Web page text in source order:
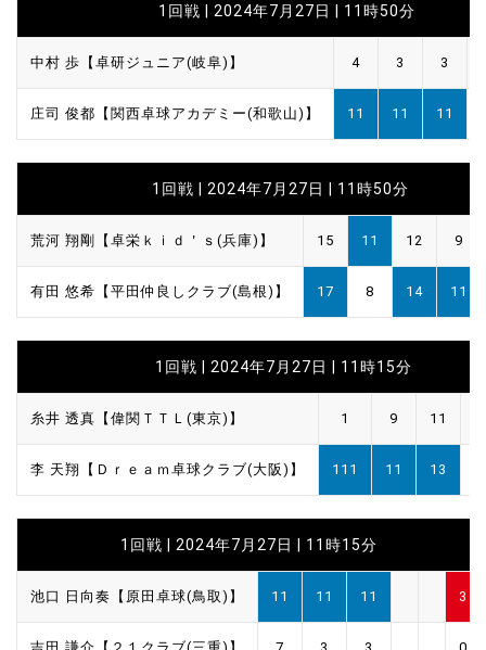
1回戦 | 2024年7月27日 | 11時50分
中村 歩【卓研ジュニア(岐阜)】 4 3 3
庄司 俊都【関西卓球アカデミー(和歌山)】 11 11 11
1回戦 | 2024年7月27日 | 11時50分
荒河 翔剛【卓栄ｋｉｄ＇ｓ(兵庫)】 15 11 12 9
有田 悠希【平田仲良しクラブ(島根)】 17 8 14 11
1回戦 | 2024年7月27日 | 11時15分
糸井 透真【偉関ＴＴＬ(東京)】 1 9 11
李 天翔【Ｄｒｅａｍ卓球クラブ(大阪)】 111 11 13
1回戦 | 2024年7月27日 | 11時15分
池口 日向奏【原田卓球(鳥取)】 11 11 11 3